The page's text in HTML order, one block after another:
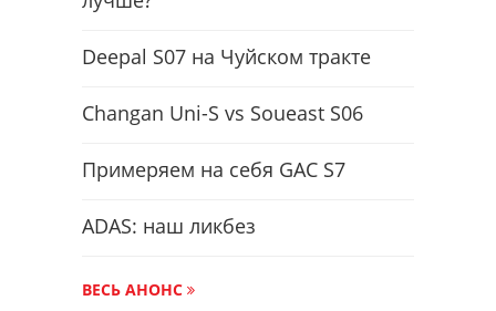
Deepal S07 на Чуйском тракте
Changan Uni-S vs Soueast S06
Примеряем на себя GAC S7
ADAS: наш ликбез
ВЕСЬ АНОНС